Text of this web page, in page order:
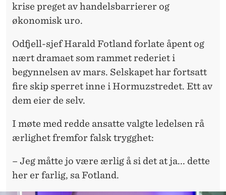
krise preget av handelsbarrierer og
økonomisk uro.
Odfjell-sjef Harald Fotland forlate åpent og
nært dramaet som rammet rederiet i
begynnelsen av mars. Selskapet har fortsatt
fire skip sperret inne i Hormuzstredet. Ett av
dem eier de selv.
I møte med redde ansatte valgte ledelsen rå
ærlighet fremfor falsk trygghet:
– Jeg måtte jo være ærlig å si det at ja... dette
her er farlig, sa Fotland.